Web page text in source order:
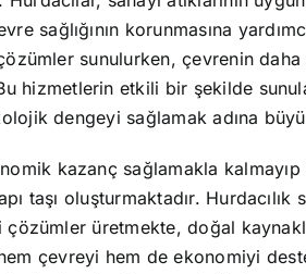
sağlığının korunmasına
sunulurken, çevrenin
hizmetlerin etkili bir şekilde
dengeyi sağlamak adına
kazanç sağlamakla
taşı oluşturmaktadır. Hurdacılık
üretmekte, doğal
çevreyi hem de ekonomiyi